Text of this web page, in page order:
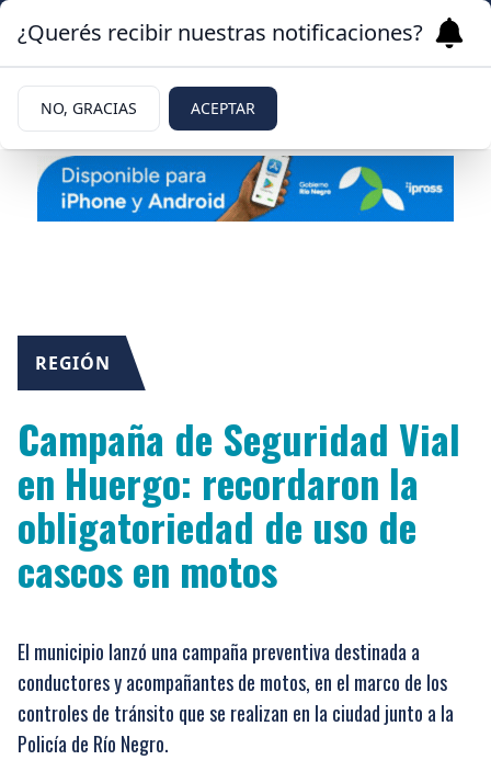
REGIÓN
Campaña de Seguridad Vial
en Huergo: recordaron la
obligatoriedad de uso de
cascos en motos
El municipio lanzó una campaña preventiva destinada a
conductores y acompañantes de motos, en el marco de los
controles de tránsito que se realizan en la ciudad junto a la
Policía de Río Negro.
¿Querés recibir nuestras notificaciones?
NO, GRACIAS ACEPTAR